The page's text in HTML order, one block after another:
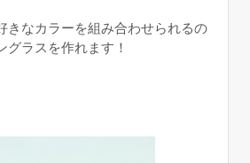
きなカラーを組み合わせられるの
グラスを作れます！